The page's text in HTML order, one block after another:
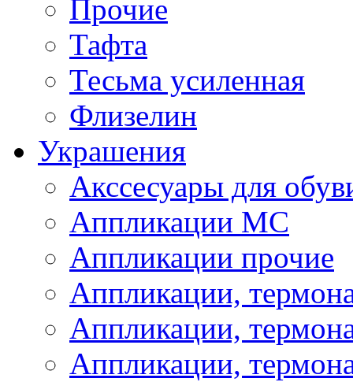
Прочие
Тафта
Тесьма усиленная
Флизелин
Украшения
Акссесуары для
Аппликации МС
Аппликации прочие
Аппликации,
Аппликации,
Аппликации,